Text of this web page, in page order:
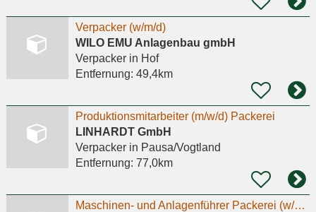
Verpacker (w/m/d)
WILO EMU Anlagenbau gmbH
Verpackerin Hof
Entfernung: 49,4km
Produktionsmitarbeiter (m/w/d) Packerei
LINHARDT GmbH
Verpackerin Pausa/Vogtland
Entfernung: 77,0km
Maschinen- und Anlagenführer Packerei (w/m/d) Burglengenfeld